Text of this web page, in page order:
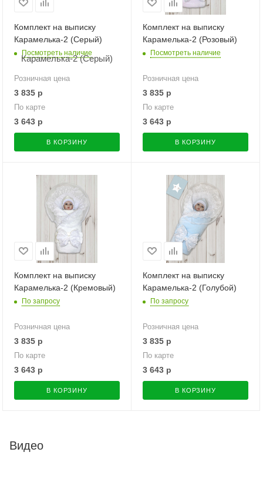
Комплект на выписку
Карамелька-2 (Серый)
Посмотреть наличие
Розничная цена
3 835 р
По карте
3 643 р
В КОРЗИНУ
Комплект на выписку
Карамелька-2 (Розовый)
Посмотреть наличие
Розничная цена
3 835 р
По карте
3 643 р
В КОРЗИНУ
Комплект на выписку
Карамелька-2 (Кремовый)
По запросу
Розничная цена
3 835 р
По карте
3 643 р
В КОРЗИНУ
Комплект на выписку
Карамелька-2 (Голубой)
По запросу
Розничная цена
3 835 р
По карте
3 643 р
В КОРЗИНУ
Видео